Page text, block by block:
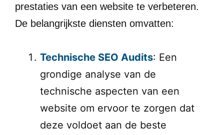
prestaties van een website te verbeteren.
De belangrijkste diensten omvatten:
Technische SEO Audits: Een
grondige analyse van de
technische aspecten van een
website om ervoor te zorgen dat
deze voldoet aan de beste